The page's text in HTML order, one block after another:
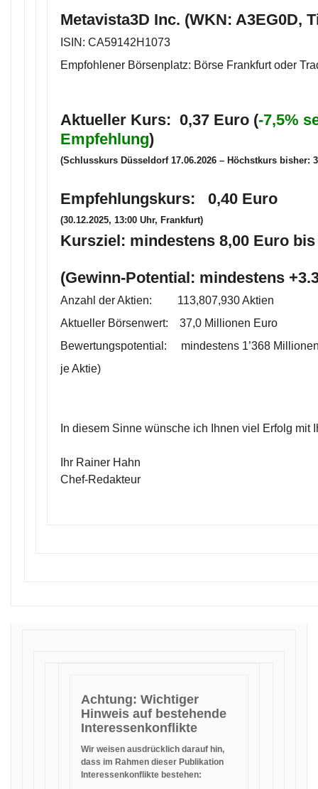
Metavista3D Inc. (WKN: A3EG0D,
ISIN: CA59142H1073
Empfohlener Börsenplatz: Börse Frankfurt oder
Aktueller Kurs: 0,37 Euro (-7,5%
Empfehlung)
(Schlusskurs Düsseldorf 17.06.2026 – Höchstkurs bisher:
Empfehlungskurs: 0,40 Euro
(30.12.2025, 13:00 Uhr, Frankfurt)
Kursziel: mindestens 8,00 Euro bis
(Gewinn-Potential: mindestens
Anzahl der Aktien: 113,807,930 Aktien
Aktueller Börsenwert: 37,0 Millionen Euro
Bewertungspotential: mindestens 1’368
je Aktie)
In diesem Sinne wünsche ich Ihnen viel Erfolg mit
Ihr Rainer Hahn
Chef-Redakteur
Achtung: Wichtiger
Hinweis auf bestehende
Interessenkonflikte
Wir weisen ausdrücklich darauf hin,
dass im Rahmen dieser Publikation
Interessenkonflikte bestehen: